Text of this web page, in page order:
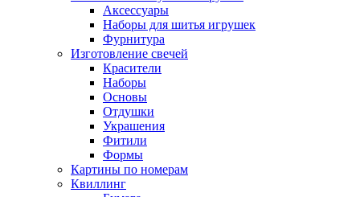
Аксессуары
Наборы для шитья игрушек
Фурнитура
Изготовление свечей
Красители
Наборы
Основы
Отдушки
Украшения
Фитили
Формы
Картины по номерам
Квиллинг